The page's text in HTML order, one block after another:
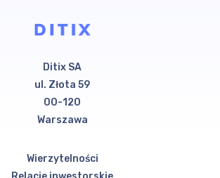
Ditix SA
ul. Złota 59
00-120
Warszawa
Wierzytelności